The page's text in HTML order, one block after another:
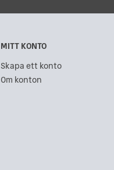
MITT KONTO
Skapa ett konto
Om konton